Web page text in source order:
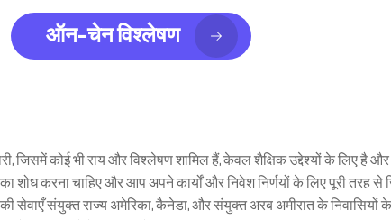
ऑन-चेन विश्लेषण
जिसमें कोई भी राय और विश्लेषण शामिल हैं, केवल शैक्षिक उद्देश्यों के लिए है
शोध करना चाहिए और आप अपने कार्यों और निवेश निर्णयों के लिए पूरी तरह से
सेवाएँ संयुक्त राज्य अमेरिका, कैनेडा, और संयुक्त अरब अमीरात के निवासियों के